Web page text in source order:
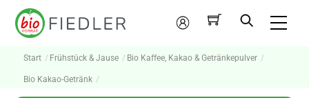
Skip
Mein
Konto
Start Frühstück & Jause Bio Kaffee, Kakao & Getränkepulver
Bio Kakao-Getränk